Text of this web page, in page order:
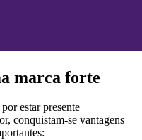
marca forte
por estar presente
conquistam-se vantagens